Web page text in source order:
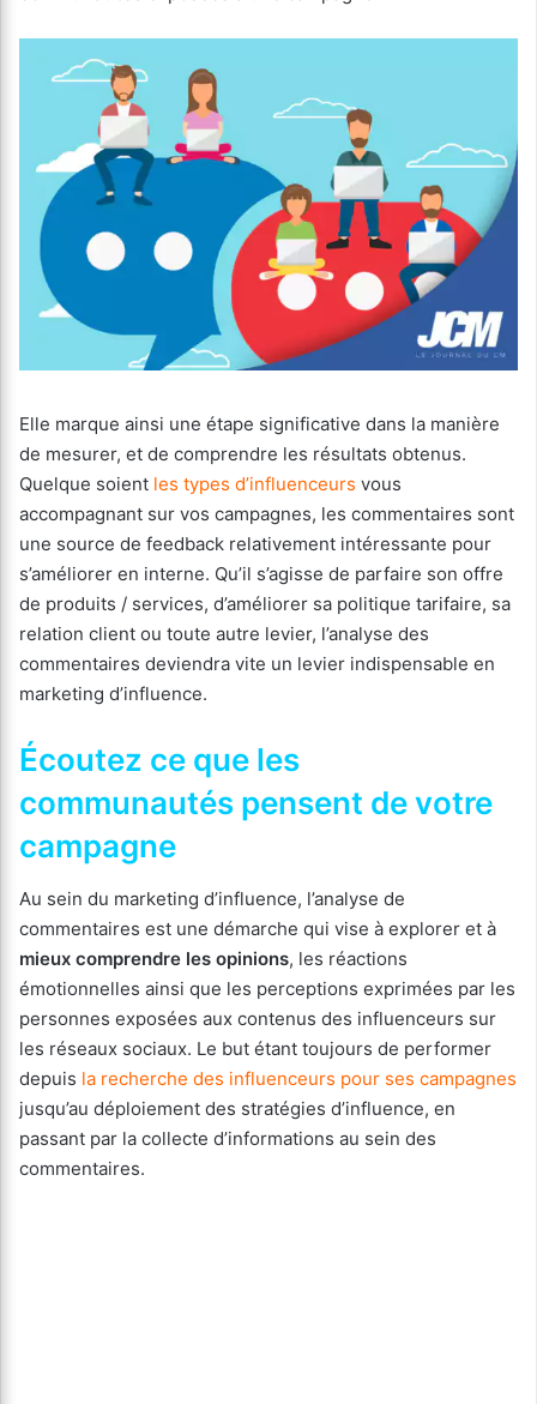
Elle marque ainsi une étape significative dans la manière
de mesurer, et de comprendre les résultats obtenus.
Quelque soient les types d’influenceurs vous
accompagnant sur vos campagnes, les commentaires sont
une source de feedback relativement intéressante pour
s’améliorer en interne. Qu’il s’agisse de parfaire son offre
de produits / services, d’améliorer sa politique tarifaire, sa
relation client ou toute autre levier, l’analyse des
commentaires deviendra vite un levier indispensable en
marketing d’influence.
Écoutez ce que les
communautés pensent de votre
campagne
Au sein du marketing d’influence, l’analyse de
commentaires est une démarche qui vise à explorer et à
mieux comprendre les opinions, les réactions
émotionnelles ainsi que les perceptions exprimées par les
personnes exposées aux contenus des influenceurs sur
les réseaux sociaux. Le but étant toujours de performer
depuis la recherche des influenceurs pour ses campagnes
jusqu’au déploiement des stratégies d’influence, en
passant par la collecte d’informations au sein des
commentaires.